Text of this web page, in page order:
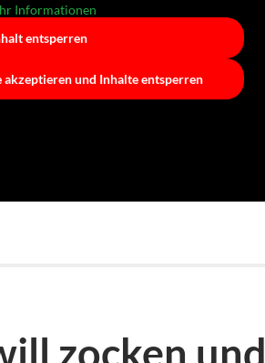
Informationen
entsperren
und Inhalte entsperren
zocken und